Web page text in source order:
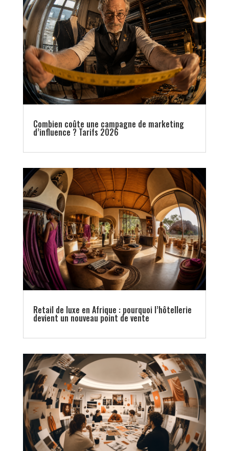
Combien coûte une campagne de marketing
d’influence ? Tarifs 2026
Retail de luxe en Afrique : pourquoi l’hôtellerie
devient un nouveau point de vente